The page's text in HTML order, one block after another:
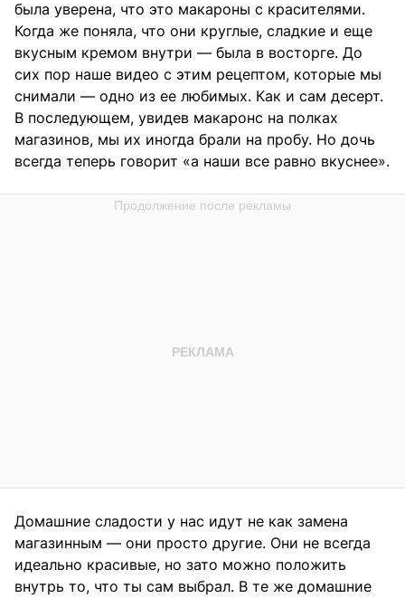
была уверена, что это макароны с красителями.
Когда же поняла, что они круглые, сладкие и еще
вкусным кремом внутри — была в восторге. До
сих пор наше видео с этим рецептом, которые мы
снимали — одно из ее любимых. Как и сам десерт.
В последующем, увидев макаронс на полках
магазинов, мы их иногда брали на пробу. Но дочь
всегда теперь говорит «а наши все равно вкуснее».
Домашние сладости у нас идут не как замена
магазинным — они просто другие. Они не всегда
идеально красивые, но зато можно положить
внутрь то, что ты сам выбрал. В те же домашние